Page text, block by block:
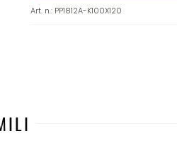
Art. n.: PP1812A-K100X120